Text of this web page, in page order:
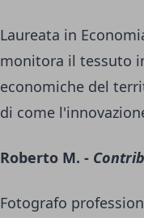
Laureata in
monitora il tessuto
economiche del
di come
Roberto M. -
Fotografo